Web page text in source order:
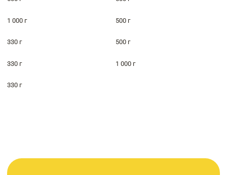
1 000 г 500 г
330 г 500 г
330 г 1 000 г
330 г